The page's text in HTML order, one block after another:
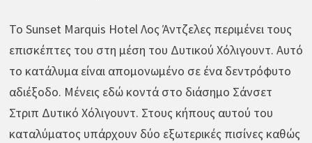
Το Sunset Marquis Hotel Λος Άντζελες περιμένει τους
επισκέπτες του στη μέση του Δυτικού Χόλιγουντ. Αυτό
το κατάλυμα είναι απομονωμένο σε ένα δεντρόφυτο
αδιέξοδο. Μένεις εδώ κοντά στο διάσημο Σάνσετ
Στριπ Δυτικό Χόλιγουντ. Στους κήπους αυτού του
καταλύματος υπάρχουν δύο εξωτερικές πισίνες καθώς